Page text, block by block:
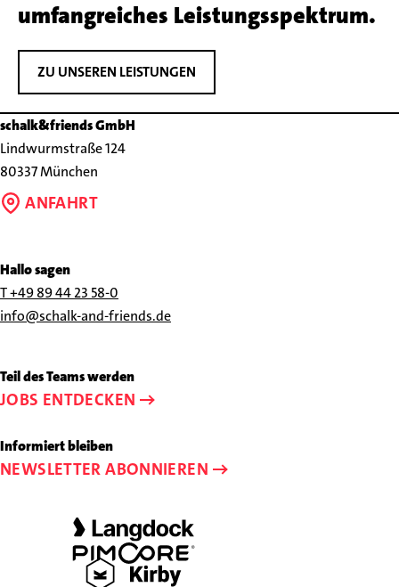
umfangreiches Leistungsspektrum.
ZU UNSEREN LEISTUNGEN
schalk&friends GmbH
Lindwurmstraße 124
80337 München
ANFAHRT
Hallo sagen
Rufen
Sie
unter
+49
44
23
T +49 89 44 23 58-0
Schreiben
eine
E-
an
info@schalk-
info@schalk-and-friends.de
Teil des Teams werden
JOBS ENTDECKEN
Informiert bleiben
NEWSLETTER ABONNIEREN